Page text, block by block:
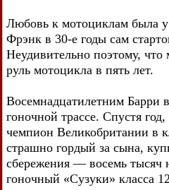
Любовь к мотоциклам была
Фрэнк в 30-е годы сам
Неудивительно поэтому, что
руль мотоцикла в пять лет.
Восемнадцатилетним Барри
гоночной трассе. Спустя
чемпион Великобритании в
страшно гордый за сына,
сбережения — восемь
гоночный «Сузуки» класса